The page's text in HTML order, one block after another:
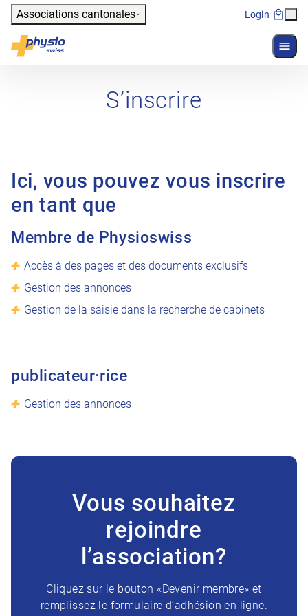
Header
Associations cantonales Login
Physioswiss
Navigation principale
S’inscrire
Ici, vous pouvez vous inscrire
en tant que
Membre de Physioswiss
Accès à des pages et des documents exclusifs
Gestion des annonces
Gestion de la saisie dans la recherche de cabinets
publicateur·rice
Gestion des annonces
Vous souhaitez
rejoindre
l’association?
Cliquez sur le bouton «Devenir membre» et
remplissez le formulaire d’adhésion en ligne.